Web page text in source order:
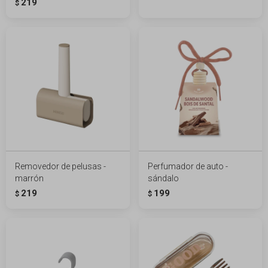
$ 219
Removedor de pelusas -
marrón
$ 219
Perfumador de auto -
sándalo
$ 199